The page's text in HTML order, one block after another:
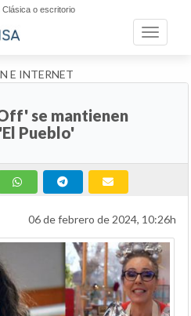
Clásica o escritorio
Toggle
E INTERNET
se mantienen
Pueblo'
06 de febrero de 2024, 10:26h